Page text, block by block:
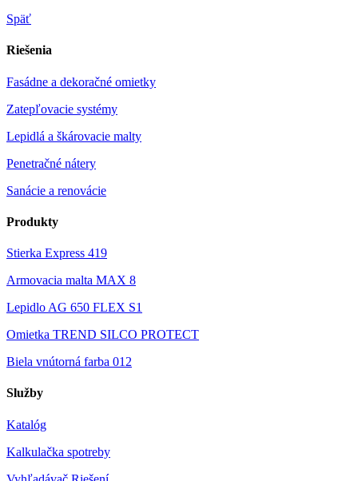
Späť
Riešenia
Fasádne a dekoračné omietky
Zatepľovacie systémy
Lepidlá a škárovacie malty
Penetračné nátery
Sanácie a renovácie
Produkty
Stierka Express 419
Armovacia malta MAX 8
Lepidlo AG 650 FLEX S1
Omietka TREND SILCO PROTECT
Biela vnútorná farba 012
Služby
Katalóg
Kalkulačka spotreby